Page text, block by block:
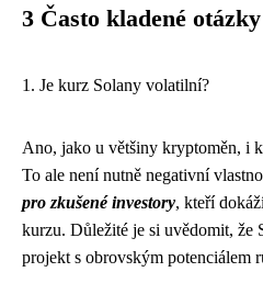
3 Často kladené otázky
1. Je kurz Solany volatilní?
Ano, jako u většiny kryptoměn, i
To ale není nutně negativní
pro zkušené investory, kteří
kurzu. Důležité je si uvědomit, že
projekt s obrovským potenciálem